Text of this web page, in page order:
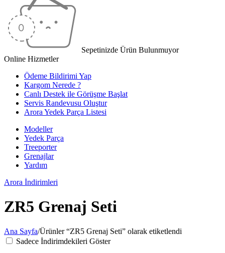
Sepetinizde Ürün Bulunmuyor
Online Hizmetler
Ödeme Bildirimi Yap
Kargom Nerede ?
Canlı Destek ile Görüşme Başlat
Servis Randevusu Oluştur
Arora Yedek Parça Listesi
Modeller
Yedek Parça
Treeporter
Grenajlar
Yardım
Arora İndirimleri
ZR5 Grenaj Seti
Ana Sayfa/Ürünler “ZR5 Grenaj Seti” olarak etiketlendi
Sadece İndirimdekileri Göster